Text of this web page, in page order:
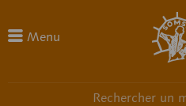
Menu